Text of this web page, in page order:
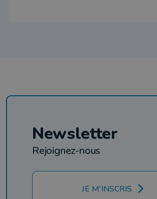
Newsletter
Rejoignez-nous
JE M'INSCRIS